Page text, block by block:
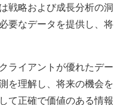
戦略および成長分析の洞
要なデータを提供し、将
ライアントが優れたデー
を理解し、将来の機会を
て正確で価値のある情報